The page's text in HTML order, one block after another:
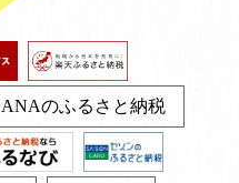
ANAのふるさと納税